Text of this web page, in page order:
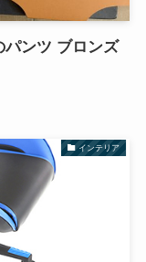
パンツ ブロンズ
インテリア